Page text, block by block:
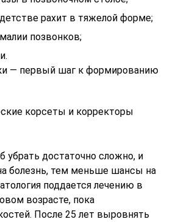
рахит в тяжелой форме;
позвонков;
— первый шаг к формированию
корсеты и корректоры
убрать достаточно сложно, и
болезнь, тем меньше шансы на
поддается лечению в
возрасте, пока
После 25 лет выровнять